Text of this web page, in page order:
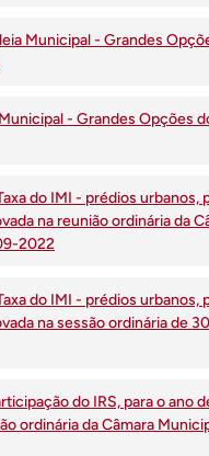
Municipal - Grandes
- Grandes Opções
do IMI - prédios urbanos,
na reunião ordinária da
2022
do IMI - prédios urbanos,
na sessão ordinária de
do IRS, para o ano
ordinária da Câmara